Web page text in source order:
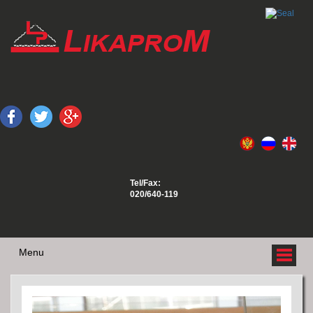
Tel/Fax:
020/640-119
Menu